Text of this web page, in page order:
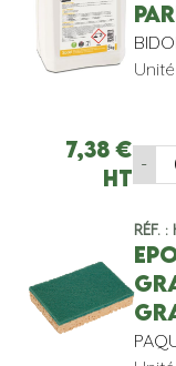
7,38 €
HT
-
Réf. :